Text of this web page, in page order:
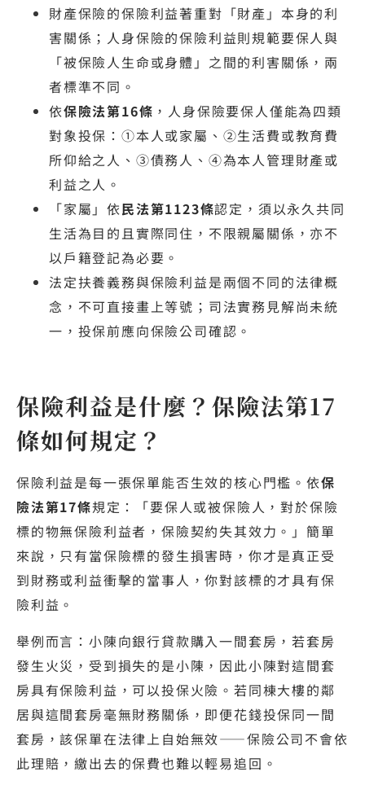
財產保險的保險利益著重對「財產」本身的利
害關係；人身保險的保險利益則規範要保人與
「被保險人生命或身體」之間的利害關係，兩
者標準不同。
依保險法第16條 ，人身保險要保人僅能為四類
對象投保：①本人或家屬、②生活費或教育費
所仰給之人、③債務人、④為本人管理財產或
利益之人。
「家屬」依民法第1123條認定，須以永久共同
生活為目的且實際同住，不限親屬關係，亦不
以戶籍登記為必要。
法定扶養義務與保險利益是兩個不同的法律概
念，不可直接畫上等號；司法實務見解尚未統
一，投保前應向保險公司確認。
保險利益是什麼？保險法第17
條如何規定？
保險利益是每一張保單能否生效的核心門檻。依保
險法第17條規定：「要保人或被保險人，對於保險
標的物無保險利益者，保險契約失其效力。」簡單
來說，只有當保險標的發生損害時，你才是真正受
到財務或利益衝擊的當事人，你對該標的才具有保
險利益。
舉例而言：小陳向銀行貸款購入一間套房，若套房
發生火災，受到損失的是小陳，因此小陳對這間套
房具有保險利益，可以投保火險。若同棟大樓的鄰
居與這間套房毫無財務關係，即便花錢投保同一間
套房，該保單在法律上自始無效——保險公司不會依
此理賠，繳出去的保費也難以輕易追回。